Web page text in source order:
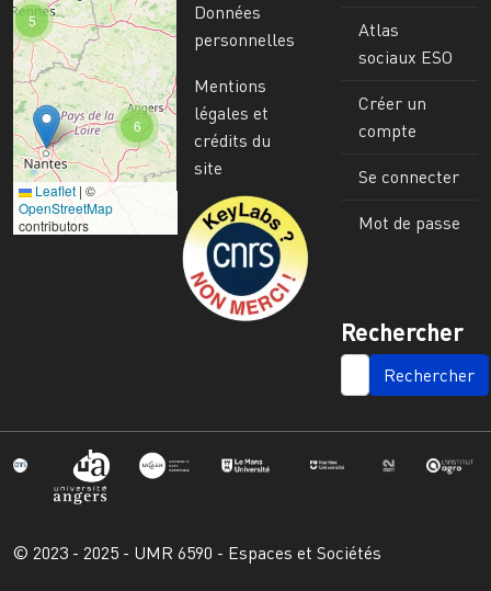
6
5
Leaflet | ©
OpenStreetMap
contributors
Données
personnelles
Mentions
légales et
crédits du
site
Image
Atlas
sociaux ESO
Créer un
compte
Se connecter
Mot de passe
Rechercher
SEARCH
© 2023 - 2025 - UMR 6590 - Espaces et Sociétés